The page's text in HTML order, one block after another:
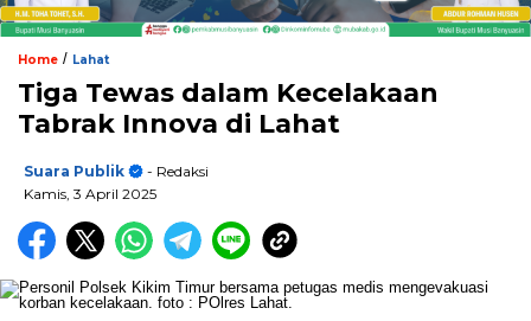
Home / Lahat
Tiga Tewas dalam Kecelakaan
Tabrak Innova di Lahat
Suara Publik
- Redaksi
Kamis, 3 April 2025